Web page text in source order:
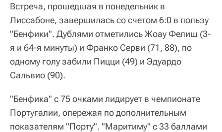
Встреча, прошедшая в понедельник в
Лиссабоне, завершилась со счетом 6:0 в пользу
"Бенфики". Дублями отметились Жоау Фелиш (3-
я и 64-я минуты) и Франко Серви (71, 88), по
одному голу забили Пицци (49) и Эдуардо
Сальвио (90).
"Бенфика" с 75 очками лидирует в чемпионате
Португалии, опережая по дополнительным
показателям "Порту". "Маритиму" с 33 баллами